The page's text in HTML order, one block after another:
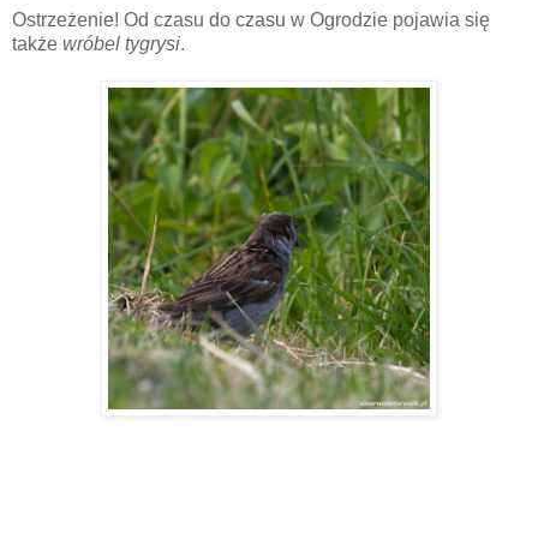
Ostrzeżenie! Od czasu do czasu w Ogrodzie pojawia się
także wróbel tygrysi.